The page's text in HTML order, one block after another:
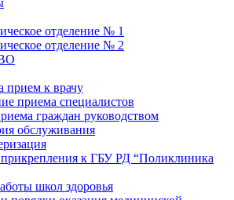
отделение № 1
отделение № 2
прием к врачу
приема специалистов
граждан руководством
обслуживания
к ГБУ РД “Поликлиника
школ здоровья